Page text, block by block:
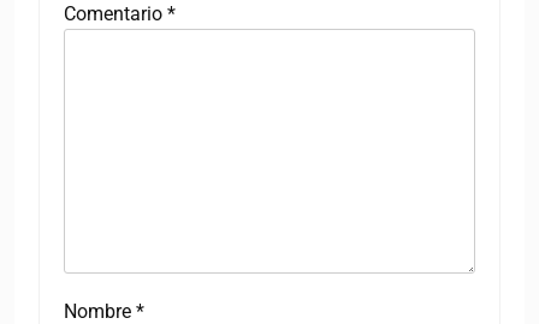
Comentario *
Nombre *